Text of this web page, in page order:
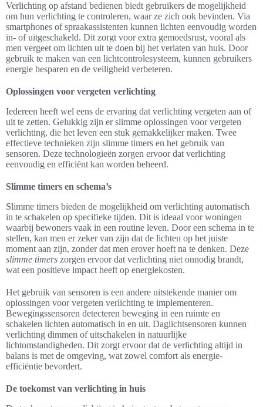
Verlichting op afstand bedienen biedt gebruikers de mogelijkheid
om hun verlichting te controleren, waar ze zich ook bevinden. Via
smartphones of spraakassistenten kunnen lichten eenvoudig worden
in- of uitgeschakeld. Dit zorgt voor extra gemoedsrust, vooral als
men vergeet om lichten uit te doen bij het verlaten van huis. Door
gebruik te maken van een lichtcontrolesysteem, kunnen gebruikers
energie besparen en de veiligheid verbeteren.
Oplossingen voor vergeten verlichting
Iedereen heeft wel eens de ervaring dat verlichting vergeten aan of
uit te zetten. Gelukkig zijn er slimme oplossingen voor vergeten
verlichting, die het leven een stuk gemakkelijker maken. Twee
effectieve technieken zijn slimme timers en het gebruik van
sensoren. Deze technologieën zorgen ervoor dat verlichting
eenvoudig en efficiënt kan worden beheerd.
Slimme timers en schema’s
Slimme timers bieden de mogelijkheid om verlichting automatisch
in te schakelen op specifieke tijden. Dit is ideaal voor woningen
waarbij bewoners vaak in een routine leven. Door een schema in te
stellen, kan men er zeker van zijn dat de lichten op het juiste
moment aan zijn, zonder dat men erover hoeft na te denken. Deze
slimme timers zorgen ervoor dat verlichting niet onnodig brandt,
wat een positieve impact heeft op energiekosten.
Het gebruik van sensoren is een andere uitstekende manier om
oplossingen voor vergeten verlichting te implementeren.
Bewegingssensoren detecteren beweging in een ruimte en
schakelen lichten automatisch in en uit. Daglichtsensoren kunnen
verlichting dimmen of uitschakelen in natuurlijke
lichtomstandigheden. Dit zorgt ervoor dat de verlichting altijd in
balans is met de omgeving, wat zowel comfort als energie-
efficiëntie bevordert.
De toekomst van verlichting in huis